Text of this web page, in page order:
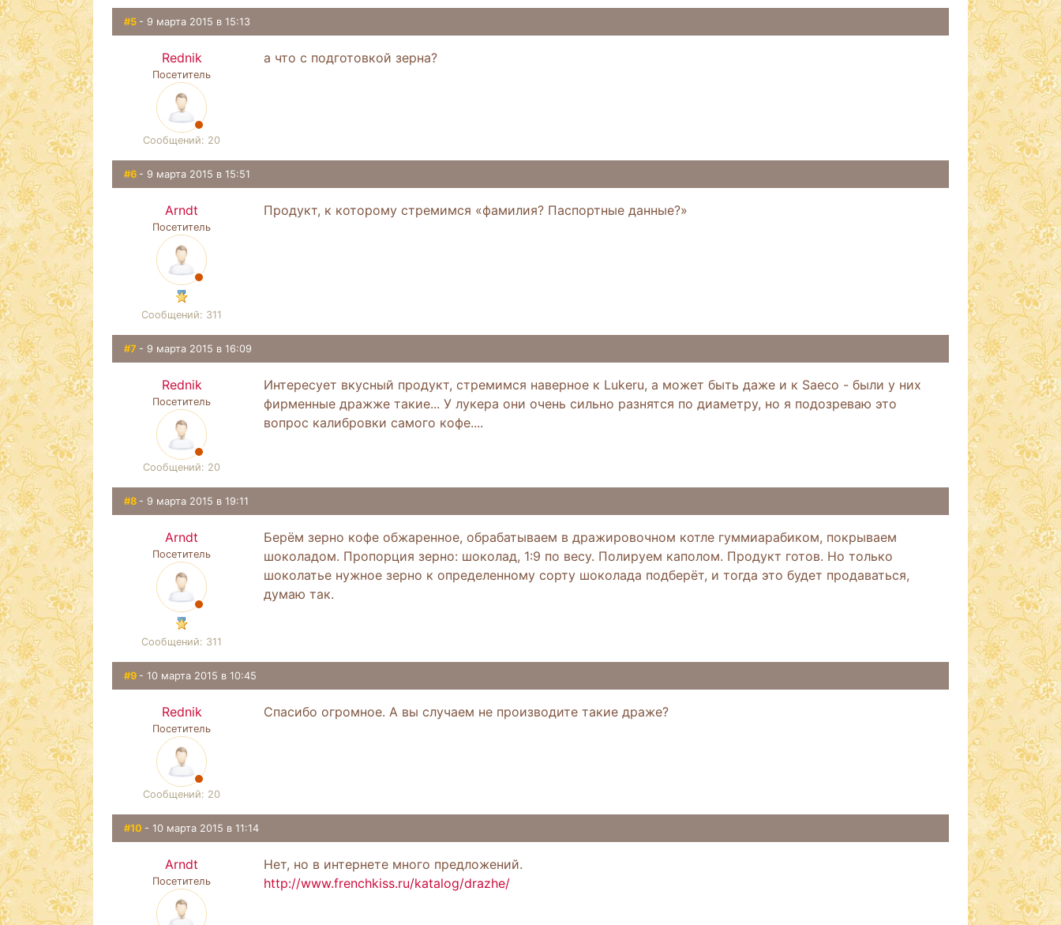
#5 - 9 марта 2015 в 15:13
Rednik
Посетитель
Сообщений: 20
а что с подготовкой зерна?
#6 - 9 марта 2015 в 15:51
Arndt
Посетитель
Сообщений: 311
Продукт, к которому стремимся «фамилия? Паспортные данные?»
#7 - 9 марта 2015 в 16:09
Rednik
Посетитель
Сообщений: 20
Интересует вкусный продукт, стремимся наверное к Lukeru, а может быть даже и к Saeco - были у них
фирменные дражже такие... У лукера они очень сильно разнятся по диаметру, но я подозреваю это
вопрос калибровки самого кофе....
#8 - 9 марта 2015 в 19:11
Arndt
Посетитель
Сообщений: 311
Берём зерно кофе обжаренное, обрабатываем в дражировочном котле гуммиарабиком, покрываем
шоколадом. Пропорция зерно: шоколад, 1:9 по весу. Полируем каполом. Продукт готов. Но только
шоколатье нужное зерно к определенному сорту шоколада подберёт, и тогда это будет продаваться,
думаю так.
#9 - 10 марта 2015 в 10:45
Rednik
Посетитель
Сообщений: 20
Спасибо огромное. А вы случаем не производите такие драже?
#10 - 10 марта 2015 в 11:14
Arndt
Посетитель
Нет, но в интернете много предложений.
http://www.frenchkiss.ru/katalog/drazhe/